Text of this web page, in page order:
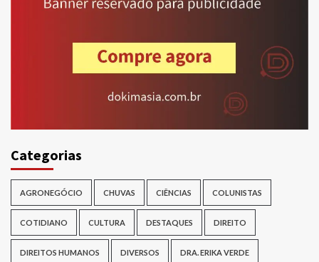
Categorias
AGRONEGÓCIO CHUVAS CIÊNCIAS COLUNISTAS
COTIDIANO CULTURA DESTAQUES DIREITO
DIREITOS HUMANOS DIVERSOS DRA. ERIKA VERDE